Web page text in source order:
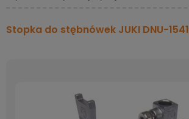
Stopka do stębnówek JUKI DNU-1541